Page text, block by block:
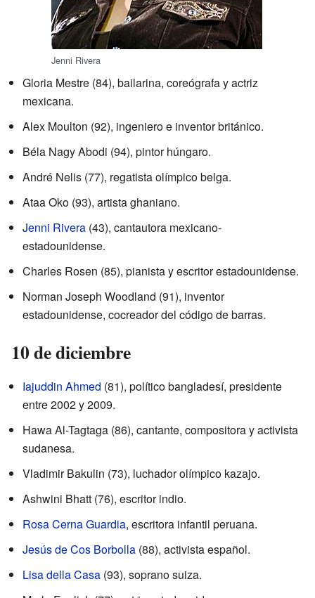
Jenni Rivera
Gloria Mestre (84), bailarina, coreógrafa y actriz
mexicana.
Alex Moulton (92), ingeniero e inventor británico.
Béla Nagy Abodi (94), pintor húngaro.
André Nelis (77), regatista olímpico belga.
Ataa Oko (93), artista ghaniano.
Jenni Rivera (43), cantautora mexicano-
estadounidense.
Charles Rosen (85), pianista y escritor estadounidense.
Norman Joseph Woodland (91), inventor
estadounidense, cocreador del código de barras.
10 de diciembre
Iajuddin Ahmed (81), político bangladesí, presidente
entre 2002 y 2009.
Hawa Al-Tagtaga (86), cantante, compositora y activista
sudanesa.
Vladimir Bakulin (73), luchador olímpico kazajo.
Ashwini Bhatt (76), escritor indio.
Rosa Cerna Guardia, escritora infantil peruana.
Jesús de Cos Borbolla (88), activista español.
Lisa della Casa (93), soprano suiza.